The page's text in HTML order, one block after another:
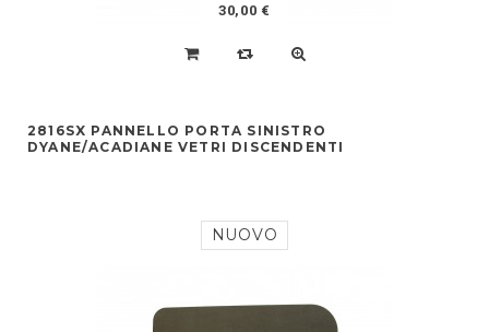
30,00 €
2816SX PANNELLO PORTA SINISTRO
DYANE/ACADIANE VETRI DISCENDENTI
NUOVO